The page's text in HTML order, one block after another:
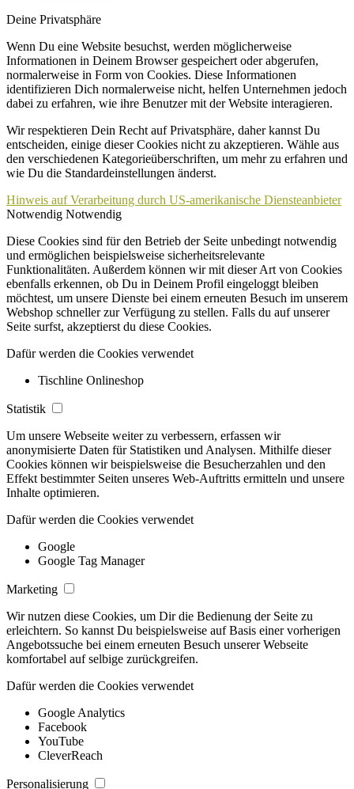
Deine Privatsphäre
Wenn Du eine Website besuchst, werden möglicherweise
Informationen in Deinem Browser gespeichert oder abgerufen,
normalerweise in Form von Cookies. Diese Informationen
identifizieren Dich normalerweise nicht, helfen Unternehmen jedoch
dabei zu erfahren, wie ihre Benutzer mit der Website interagieren.
Wir respektieren Dein Recht auf Privatsphäre, daher kannst Du
entscheiden, einige dieser Cookies nicht zu akzeptieren. Wähle aus
den verschiedenen Kategorieüberschriften, um mehr zu erfahren und
wie Du die Standardeinstellungen änderst.
Hinweis auf Verarbeitung durch US-amerikanische Diensteanbieter
Notwendig Notwendig
Diese Cookies sind für den Betrieb der Seite unbedingt notwendig
und ermöglichen beispielsweise sicherheitsrelevante
Funktionalitäten. Außerdem können wir mit dieser Art von Cookies
ebenfalls erkennen, ob Du in Deinem Profil eingeloggt bleiben
möchtest, um unsere Dienste bei einem erneuten Besuch im unserem
Webshop schneller zur Verfügung zu stellen. Falls du auf unserer
Seite surfst, akzeptierst du diese Cookies.
Dafür werden die Cookies verwendet
Tischline Onlineshop
Statistik
Um unsere Webseite weiter zu verbessern, erfassen wir
anonymisierte Daten für Statistiken und Analysen. Mithilfe dieser
Cookies können wir beispielsweise die Besucherzahlen und den
Effekt bestimmter Seiten unseres Web-Auftritts ermitteln und unsere
Inhalte optimieren.
Dafür werden die Cookies verwendet
Google
Google Tag Manager
Marketing
Wir nutzen diese Cookies, um Dir die Bedienung der Seite zu
erleichtern. So kannst Du beispielsweise auf Basis einer vorherigen
Angebotssuche bei einem erneuten Besuch unserer Webseite
komfortabel auf selbige zurückgreifen.
Dafür werden die Cookies verwendet
Google Analytics
Facebook
YouTube
CleverReach
Personalisierung